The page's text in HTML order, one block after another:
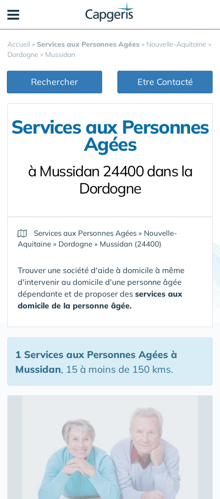
Accueil » Services aux Personnes Agées » Nouvelle-Aquitaine »
Dordogne » Mussidan
Rechercher Etre Contacté
Services aux Personnes
Agées
à Mussidan 24400 dans la
Dordogne
Services aux Personnes Agées » Nouvelle-
Aquitaine » Dordogne » Mussidan (24400)
Trouver une société d'aide à domicile à même
d'intervenir au domicile d'une personne âgée
dépendante et de proposer des services aux
domicile de la personne âgée.
1 Services aux Personnes Agées à
Mussidan, 15 à moins de 150 kms.